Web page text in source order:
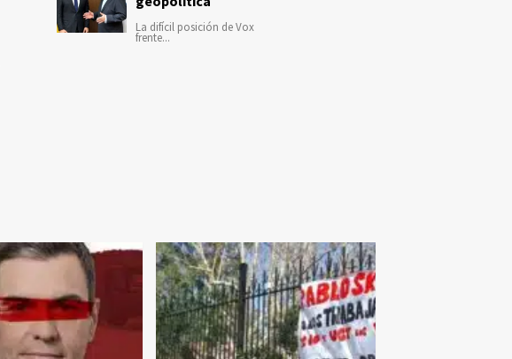
La difícil posición de Vox
frente...